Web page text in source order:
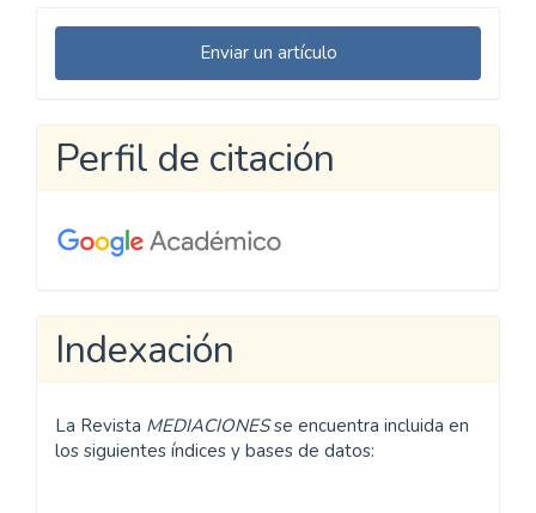
Enviar
un
Enviar un artículo
Perfil de citación
Indexación
La Revista MEDIACIONESse encuentra incluida en
los siguientes índices y bases de datos: